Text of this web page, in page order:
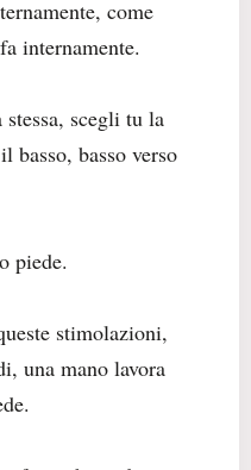
come
internamente.
scegli tu la
basso, basso verso
piede.
stimolazioni,
una mano lavora